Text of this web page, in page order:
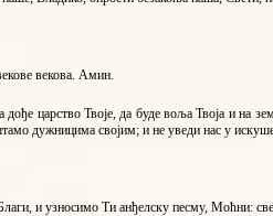
векова. Амин.
дође царство Твоје, да буде воља Твоја и на
дужницима својим; и не уведи нас у
и узносимо Ти анђелску песму, Моћни: